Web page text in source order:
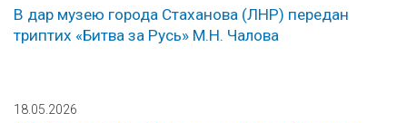
В дар музею города Стаханова (ЛНР) передан
триптих «Битва за Русь» М.Н. Чалова
18.05.2026